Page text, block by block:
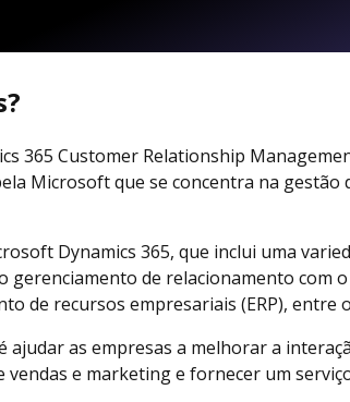
365 Customer Relationship
Microsoft que se concentra na gestão
Dynamics 365, que inclui uma
gerenciamento de relacionamento com
de recursos empresariais (ERP), entre
ajudar as empresas a melhorar a
e marketing e fornecer um